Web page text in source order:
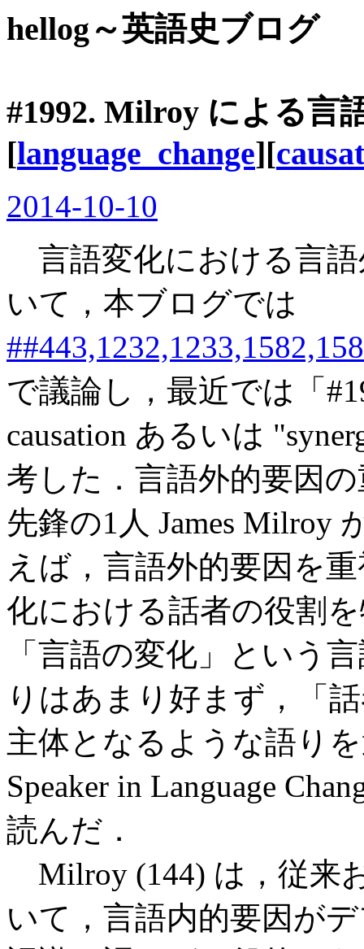
hellog～英語史ブログ
#1992. Milroy による言
[language_change][
2014-10-10
言語変化における言語
いて，本ブログでは
で議論し，最近では「
causation あるいは
考した．言語外的要因
先鋒の1人 James Milroy
えば，言語外的要因を
化における話者の役割
「言語の変化」という
りはあまり好まず，「
主体となるような語り
Speaker in Language
読んだ．
Milroy (144) は，従来
いて，言語内的要因が